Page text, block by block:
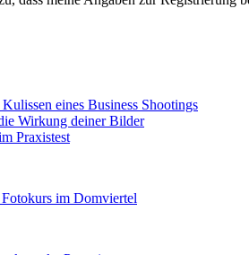
eines Business Shootings
Wirkung deiner Bilder
Praxistest
im Domviertel